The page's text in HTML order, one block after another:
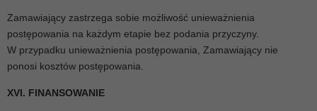
Zamawiający zastrzega sobie możliwość unieważnienia
postępowania na każdym etapie bez podania przyczyny.
W przypadku unieważnienia postępowania, Zamawiający nie
ponosi kosztów postępowania.
XVI. FINANSOWANIE